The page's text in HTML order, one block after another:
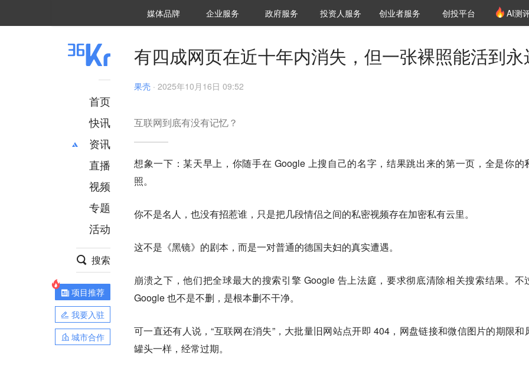
媒体品牌 36Kr研究院
企业服务 城市之窗
政府服务 VClub投资机构库
投资机构职位推介
投资人服务 创投氪堂
创业者服务 创投平台 AI测
首页
快讯
资讯
推荐
财经
项目推荐
安徽
直播
视频
专题
活动
搜索
项目推荐
我要入驻
城市合作
有四成网页在近十年内消失，但一张裸照能活到永
果壳 · 2025年10月16日 09:52
互联网到底有没有记忆？
想象一下：某天早上，你随手在 Google 上搜自己的名字，结果跳出来的第一页，全是你的
照。
你不是名人，也没有招惹谁，只是把几段情侣之间的私密视频存在加密私有云里。
这不是《黑镜》的剧本，而是一对普通的德国夫妇的真实遭遇。
崩溃之下，他们把全球最大的搜索引擎 Google 告上法庭，要求彻底清除相关搜索结果。不
Google 也不是不删，是根本删不干净。
可一直还有人说，“互联网在消失”，大批量旧网站点开即 404，网盘链接和微信图片的期限和
罐头一样，经常过期。